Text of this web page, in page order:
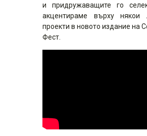
и придружаващите го
акцентираме върху някои
проекти в новото издание на
Фест.